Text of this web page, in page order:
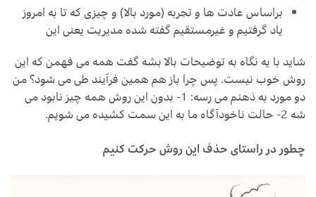
براساس عادت ها و تجربه (مورد بالا) و چیزی که تا به امروز
یاد گرفتیم و غیرمستقیم گفته شده مدیریت یعنی این
شاید با یه نگاه به توضیحات بالا بشه گفت همه می فهمن که این
روش خوب نیست. پس چرا باز هم همین فرآیند طی می شود؟ من
دو مورد به ذهنم می رسه: 1- بدون این روش همه چیز نابود می
شه 2- حالت ناخودآگاه ما به این سمت کشیده می شویم.
چطور در راستای حذف این روش حرکت کنیم